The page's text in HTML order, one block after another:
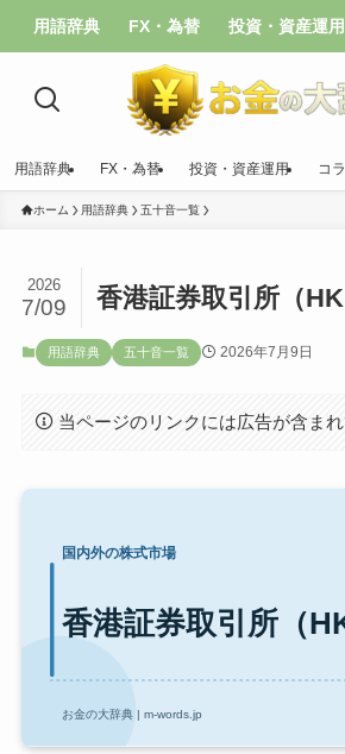
用語辞典 FX・為替 投資・資産運用
用語辞典 FX・為替 投資・資産運用 コ
ホーム 用語辞典 五十音一覧
香港証券取引所（
2026
7/09
用語辞典 五十音一覧 2026年7月9日
当ページのリンクには広告が含まれ